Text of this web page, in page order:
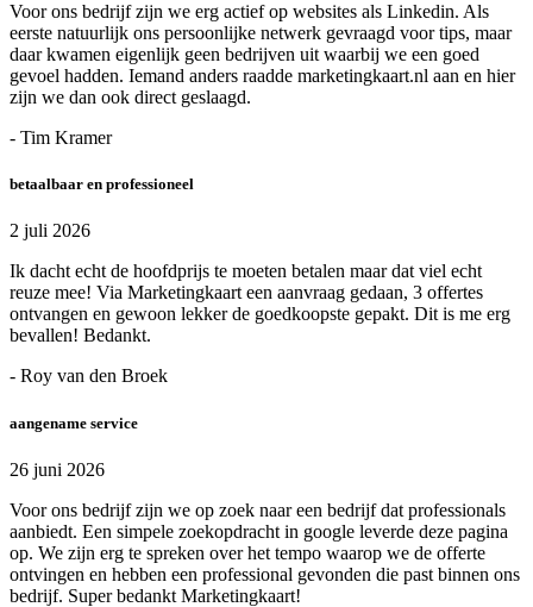
Voor ons bedrijf zijn we erg actief op websites als Linkedin. Als
eerste natuurlijk ons persoonlijke netwerk gevraagd voor tips, maar
daar kwamen eigenlijk geen bedrijven uit waarbij we een goed
gevoel hadden. Iemand anders raadde marketingkaart.nl aan en hier
zijn we dan ook direct geslaagd.
- Tim Kramer
betaalbaar en professioneel
2 juli 2026
Ik dacht echt de hoofdprijs te moeten betalen maar dat viel echt
reuze mee! Via Marketingkaart een aanvraag gedaan, 3 offertes
ontvangen en gewoon lekker de goedkoopste gepakt. Dit is me erg
bevallen! Bedankt.
- Roy van den Broek
aangename service
26 juni 2026
Voor ons bedrijf zijn we op zoek naar een bedrijf dat professionals
aanbiedt. Een simpele zoekopdracht in google leverde deze pagina
op. We zijn erg te spreken over het tempo waarop we de offerte
ontvingen en hebben een professional gevonden die past binnen ons
bedrijf. Super bedankt Marketingkaart!